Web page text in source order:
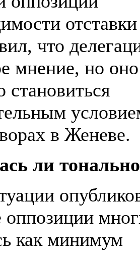
что
мнение, но оно
становиться
в Женеве.
ли
оппозиции
как минимум